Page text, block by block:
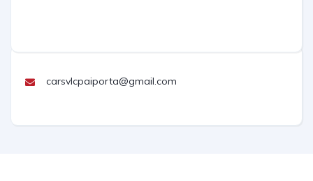
carsvlcpaiporta@gmail.com